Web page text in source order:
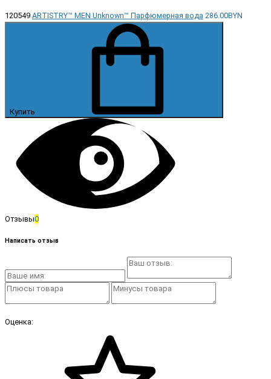
120549 ARTISTRY™ MEN Unknown™ Парфюмерная вода 286.00BYN
Купить
Отзывы0
Написать отзыв
Оценка: